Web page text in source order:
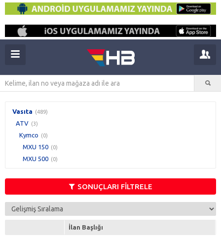
Vasıta (489)
ATV (3)
Kymco (0)
MXU 150 (0)
MXU 500 (0)
SONUÇLARI FİLTRELE
İlan Başlığı